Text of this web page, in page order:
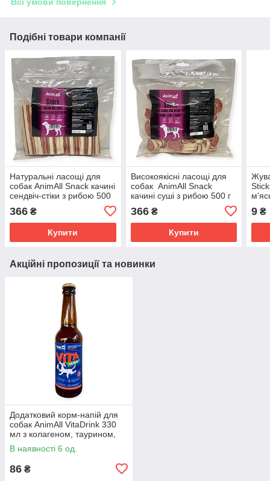
Всі умови повернення
Подібні товари компанії
Натуральні ласощі для
собак AnimAll Snack качині
сендвіч-стіки з рибою 500
366 ₴
Купити
Високоякісні ласощі для
собак AnimAll Snack
качині суші з рибою 500 г
366₴
Купити
6
9 ₴
Акційні пропозиції та новинки
Додатковий корм-напій для
собак AnimAll VitaDrink 330
мл з колагеном, таурином,
ехінацеєю та амінокислотами
для імунітету
В наявності 6 од.
86 ₴